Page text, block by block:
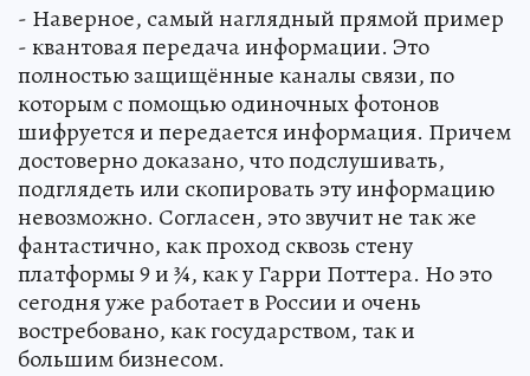
- Наверное, самый наглядный прямой пример
- квантовая передача информации. Это
полностью защищённые каналы связи, по
которым с помощью одиночных фотонов
шифруется и передается информация. Причем
достоверно доказано, что подслушивать,
подглядеть или скопировать эту информацию
невозможно. Согласен, это звучит не так же
фантастично, как проход сквозь стену
платформы 9 и ¾, как у Гарри Поттера. Но это
сегодня уже работает в России и очень
востребовано, как государством, так и
большим бизнесом.